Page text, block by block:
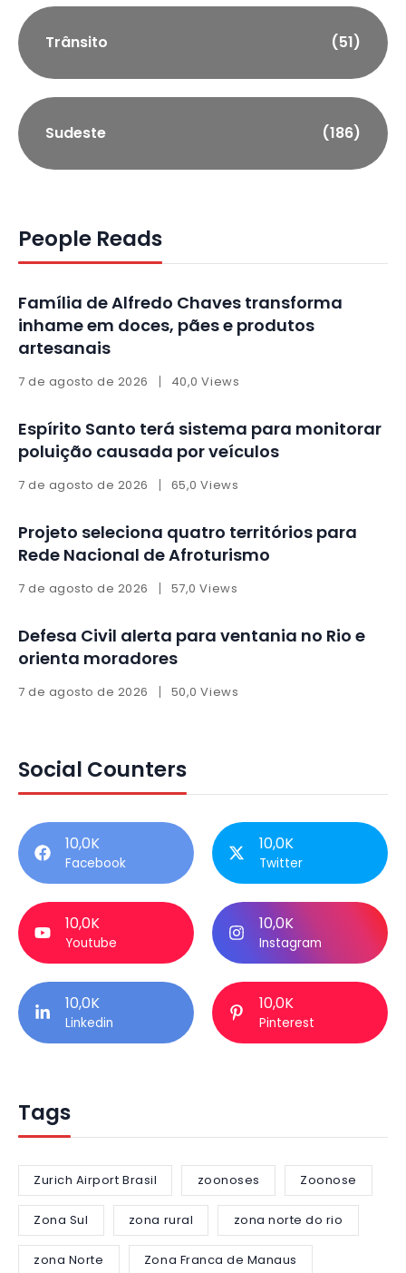
Trânsito (51)
Sudeste (186)
People Reads
Família de Alfredo Chaves transforma
inhame em doces, pães e produtos
artesanais
7 de agosto de 2026 40,0 Views
Espírito Santo terá sistema para monitorar
poluição causada por veículos
7 de agosto de 2026 65,0 Views
Projeto seleciona quatro territórios para
Rede Nacional de Afroturismo
7 de agosto de 2026 57,0 Views
Defesa Civil alerta para ventania no Rio e
orienta moradores
7 de agosto de 2026 50,0 Views
Social Counters
10,0K
Facebook
10,0K
Twitter
10,0K
Youtube
10,0K
Instagram
10,0K
Linkedin
10,0K
Pinterest
Tags
Zurich Airport Brasil zoonoses Zoonose
Zona Sul zona rural zona norte do rio
zona Norte Zona Franca de Manaus